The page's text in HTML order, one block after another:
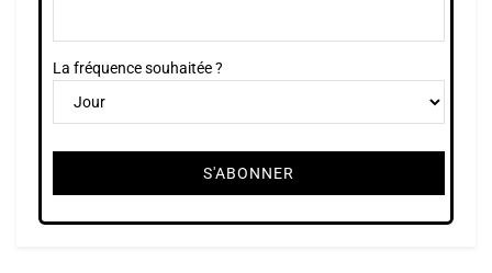
La fréquence souhaitée ?